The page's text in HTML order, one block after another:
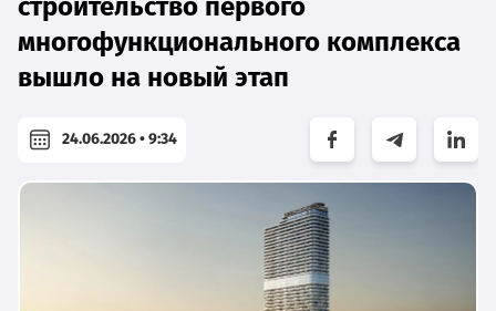
строительство первого
многофункционального комплекса
вышло на новый этап
24.06.2026 • 9:34